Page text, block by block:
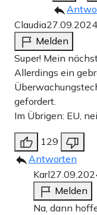
Claudia
Melden
Super! Mein
Allerdings ein
gefordert.
Im Übrigen: EU,
129
Antworten
Karl
Melden
Na, dann